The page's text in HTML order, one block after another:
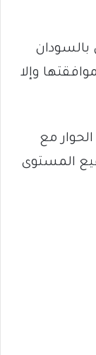
بالسودان
وإلا
مع
المستوى